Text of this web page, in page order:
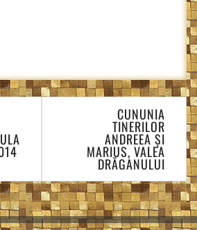
CUNUNIA
TINERILOR
ANDREEA ȘI
MARIUS, VALEA
DRĂGANULUI